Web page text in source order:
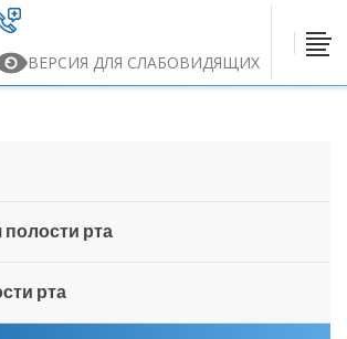
ВЕРСИЯ ДЛЯ СЛАБОВИДЯЩИХ
рта
рта